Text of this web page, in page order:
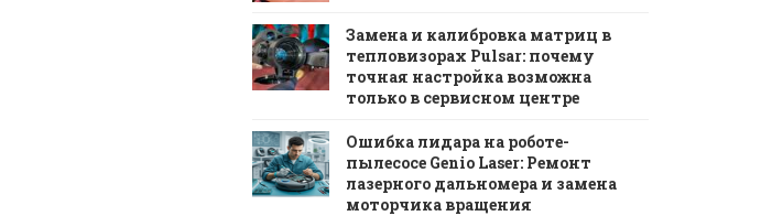
Замена и калибровка матриц в
тепловизорах Pulsar: почему
точная настройка возможна
только в сервисном центре
Ошибка лидара на роботе-
пылесосе Genio Laser: Ремонт
лазерного дальномера и замена
моторчика вращения